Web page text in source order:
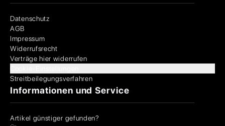
Datenschutz
AGB
Impressum
Widerrufsrecht
Verträge hier widerrufen
Streitbeilegungsverfahren
Informationen und Service
Artikel günstiger gefunden?